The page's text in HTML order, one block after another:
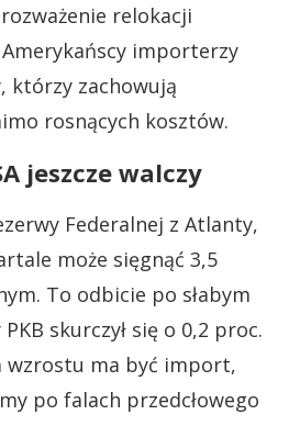
relokacji
importerzy
którzy zachowują
rosnących kosztów.
jeszcze walczy
Federalnej z Atlanty,
może sięgnąć 3,5
To odbicie po słabym
skurczył się o 0,2 proc.
wzrostu ma być import,
po falach przedcłowego